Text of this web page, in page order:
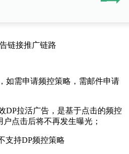
链接推广链路
如需申请频控策略，需邮件申请
DP拉活广告，是基于点击的频控
点击后将不再发生曝光；
支持DP频控策略